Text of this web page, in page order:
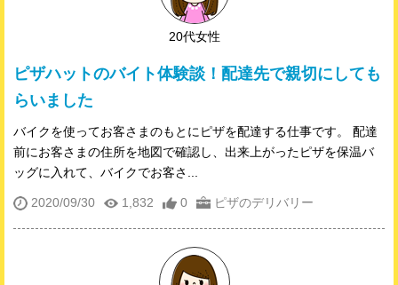
20代女性
ピザハットのバイト体験談！配達先で親切にしても
らいました
バイクを使ってお客さまのもとにピザを配達する仕事です。 配達
前にお客さまの住所を地図で確認し、出来上がったピザを保温バ
ッグに入れて、バイクでお客さ...
2020/09/30 1,832 0 ピザのデリバリー